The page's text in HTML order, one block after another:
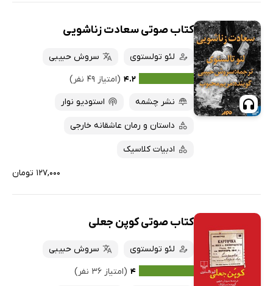
کتاب صوتی سعادت زناشویی
لئو تولستوی
سروش حبیبی
۴.۲ (امتیاز ۴۹ نفر)
نشر چشمه
استودیو نوار
داستان و رمان عاشقانه خارجی
ادبیات کلاسیک
۱۲۷,۰۰۰ تومان
کتاب صوتی کوپن جعلی
لئو تولستوی
سروش حبیبی
۴ (امتیاز ۳۶ نفر)